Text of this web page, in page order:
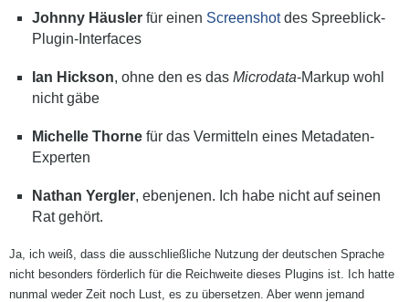
Johnny Häusler für einen Screenshotdes Spreeblick-
Plugin-Interfaces
Ian Hickson, ohne den es das Microdata-Markup wohl
nicht gäbe
Michelle Thorne für das Vermitteln eines Metadaten-
Experten
Nathan Yergler, ebenjenen. Ich habe nicht auf seinen
Rat gehört.
Ja, ich weiß, dass die ausschließliche Nutzung der deutschen Sprache
nicht besonders förderlich für die Reichweite dieses Plugins ist. Ich hatte
nunmal weder Zeit noch Lust, es zu übersetzen. Aber wenn jemand